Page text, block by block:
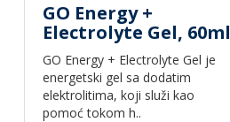
GO Energy +
Electrolyte Gel, 60ml
GO Energy + Electrolyte Gel je
energetski gel sa dodatim
elektrolitima, koji služi kao
pomoć tokom h..